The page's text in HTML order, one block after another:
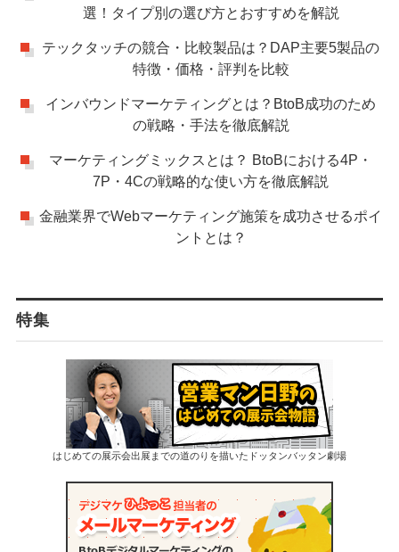
選！タイプ別の選び方とおすすめを解説
テックタッチの競合・比較製品は？DAP主要5製品の
特徴・価格・評判を比較
インバウンドマーケティングとは？BtoB成功のため
の戦略・手法を徹底解説
マーケティングミックスとは？ BtoBにおける4P・
7P・4Cの戦略的な使い方を徹底解説
金融業界でWebマーケティング施策を成功させるポイ
ントとは？
特集
はじめての展示会出展までの道のりを描いたドッタンバッタン劇場